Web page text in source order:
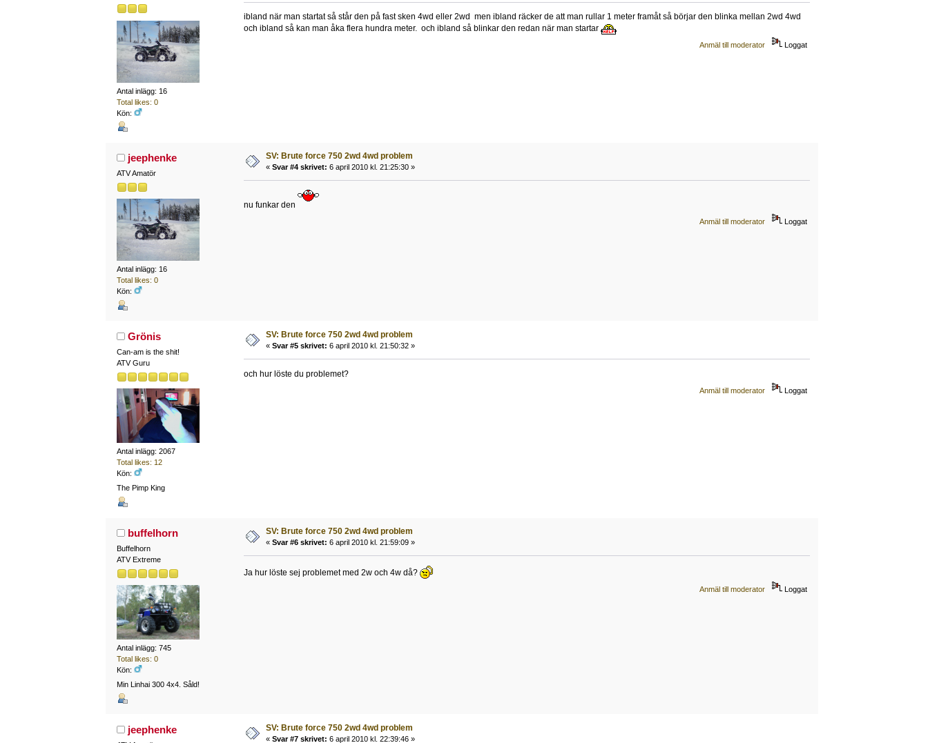
Antal inlägg: 16
Total likes: 0
Kön:
ibland när man startat så står den på fast sken 4wd eller 2wd men ibland räcker de att man rullar 1 meter framåt så börjar den blinka mellan 2wd 4wd
och ibland så kan man åka flera hundra meter. och ibland så blinkar den redan när man startar
Anmäl till moderator Loggat
jeephenke
ATV Amatör
Antal inlägg: 16
Total likes: 0
Kön:
SV: Brute force 750 2wd 4wd problem
« Svar #4 skrivet: 6 april 2010 kl. 21:25:30 »
nu funkar den
Anmäl till moderator Loggat
Grönis
Can-am is the shit!
ATV Guru
Antal inlägg: 2067
Total likes: 12
Kön:
The Pimp King
SV: Brute force 750 2wd 4wd problem
« Svar #5 skrivet: 6 april 2010 kl. 21:50:32 »
och hur löste du problemet?
Anmäl till moderator Loggat
buffelhorn
Buffelhorn
ATV Extreme
Antal inlägg: 745
Total likes: 0
Kön:
Min Linhai 300 4x4. Såld!
SV: Brute force 750 2wd 4wd problem
« Svar #6 skrivet: 6 april 2010 kl. 21:59:09 »
Ja hur löste sej problemet med 2w och 4w då?
Anmäl till moderator Loggat
jeephenke SV: Brute force 750 2wd 4wd problem
« Svar #7 skrivet: 6 april 2010 kl. 22:39:46 »